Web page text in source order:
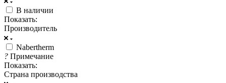
В наличии
Показать:
Производитель
Nabertherm
? Примечание
Показать:
Страна производства